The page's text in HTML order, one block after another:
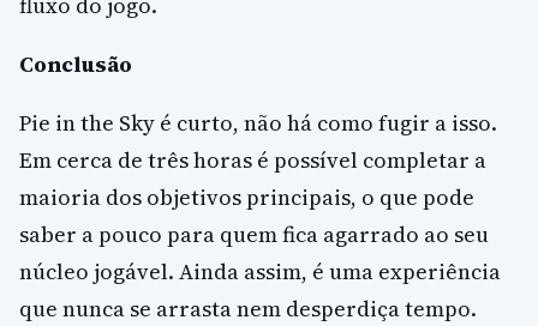
Conclusão
Pie in the Sky é curto, não há como fugir a isso.
Em cerca de três horas é possível completar a
maioria dos objetivos principais, o que pode
saber a pouco para quem fica agarrado ao seu
núcleo jogável. Ainda assim, é uma experiência
que nunca se arrasta nem desperdiça tempo.